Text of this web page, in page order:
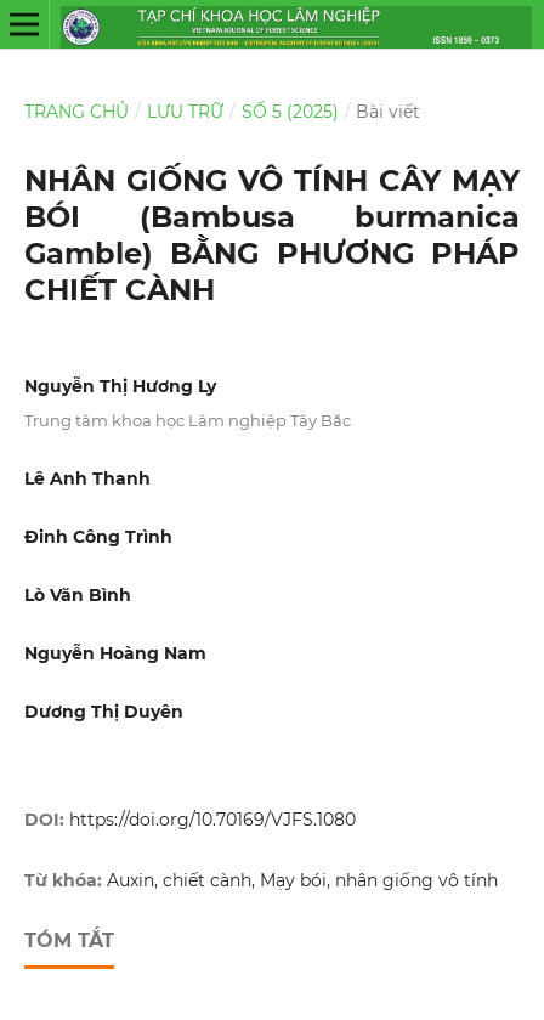
TRANG CHỦ / LƯU TRỮ / SỐ 5 (2025) / Bài viết
NHÂN GIỐNG VÔ TÍNH CÂY MẠY
BÓI (Bambusa burmanica
Gamble) BẰNG PHƯƠNG PHÁP
CHIẾT CÀNH
Nguyễn Thị Hương Ly
Trung tâm khoa học Lâm nghiệp Tây Bắc
Lê Anh Thanh
Đinh Công Trình
Lò Văn Bình
Nguyễn Hoàng Nam
Dương Thị Duyên
DOI: https://doi.org/10.70169/VJFS.1080
Từ khóa: Auxin, chiết cành, Mạy bói, nhân giống vô tính
TÓM TẮT